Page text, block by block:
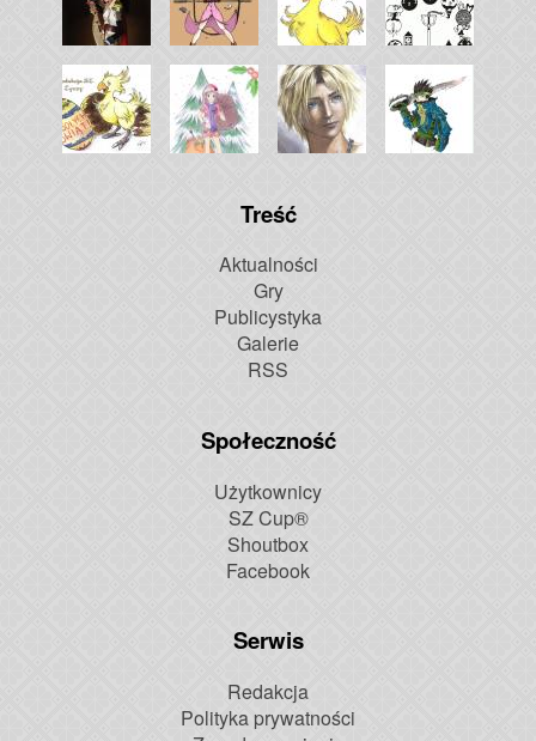
Treść
Aktualności
Gry
Publicystyka
Galerie
RSS
Społeczność
Użytkownicy
SZ Cup®
Shoutbox
Facebook
Serwis
Redakcja
Polityka prywatności